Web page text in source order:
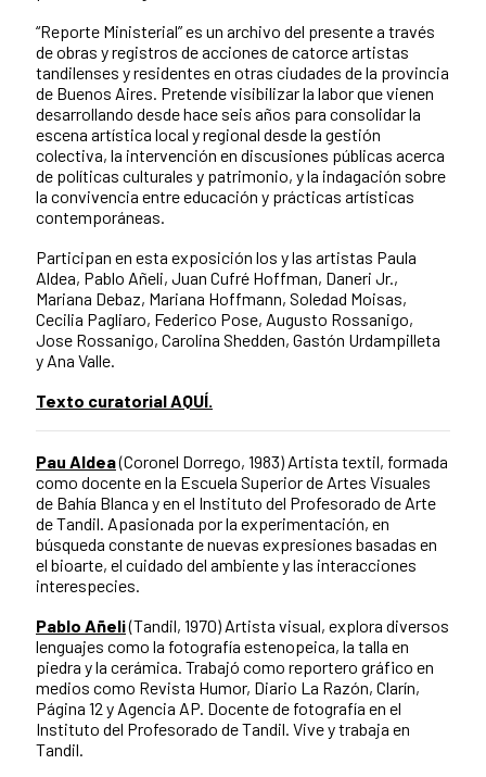
“Reporte Ministerial” es un archivo del presente a través
de obras y registros de acciones de catorce artistas
tandilenses y residentes en otras ciudades de la provincia
de Buenos Aires. Pretende visibilizar la labor que vienen
desarrollando desde hace seis años para consolidar la
escena artística local y regional desde la gestión
colectiva, la intervención en discusiones públicas acerca
de políticas culturales y patrimonio, y la indagación sobre
la convivencia entre educación y prácticas artísticas
contemporáneas.
Participan en esta exposición los y las artistas Paula
Aldea, Pablo Añeli, Juan Cufré Hoffman, Daneri Jr.,
Mariana Debaz, Mariana Hoffmann, Soledad Moisas,
Cecilia Pagliaro, Federico Pose, Augusto Rossanigo,
Jose Rossanigo, Carolina Shedden, Gastón Urdampilleta
y Ana Valle.
Texto curatorial AQUÍ.
Pau Aldea(Coronel Dorrego, 1983) Artista textil, formada
como docente en la Escuela Superior de Artes Visuales
de Bahía Blanca y en el Instituto del Profesorado de Arte
de Tandil. Apasionada por la experimentación, en
búsqueda constante de nuevas expresiones basadas en
el bioarte, el cuidado del ambiente y las interacciones
interespecies.
Pablo Añeli(Tandil, 1970) Artista visual, explora diversos
lenguajes como la fotografía estenopeica, la talla en
piedra y la cerámica. Trabajó como reportero gráfico en
medios como Revista Humor, Diario La Razón, Clarín,
Página 12 y Agencia AP. Docente de fotografía en el
Instituto del Profesorado de Tandil. Vive y trabaja en
Tandil.